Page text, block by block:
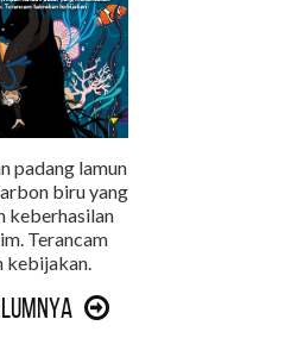
padang lamun
biru yang
keberhasilan
Terancam
kebijakan.